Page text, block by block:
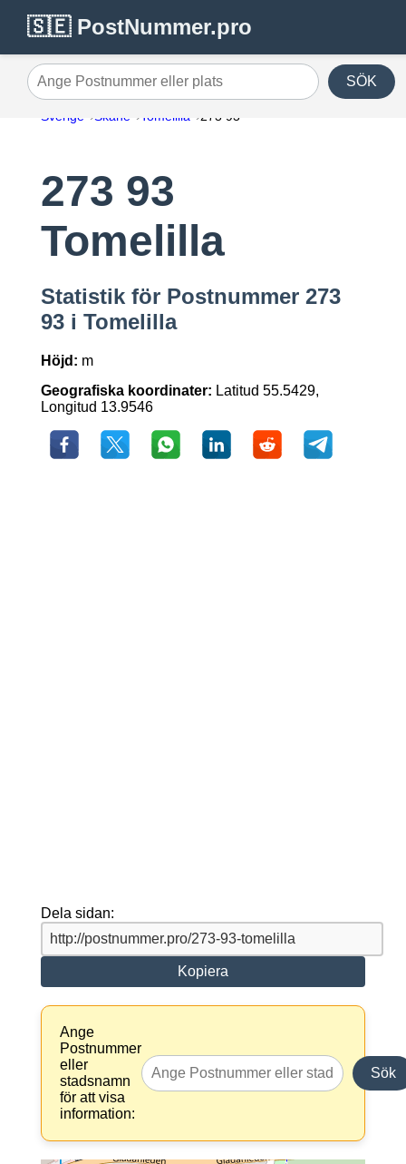
🇸🇪 PostNummer.pro
Ange Postnummer eller plats SÖK
Sverige Skåne Tomelilla 273 93
273 93
Tomelilla
Statistik för Postnummer 273
93 i Tomelilla
Höjd: m
Geografiska koordinater: Latitud 55.5429,
Longitud 13.9546
Dela sidan:
Kopiera
Ange
Postnummer
eller
stadsnamn
för att visa
information:
Sök